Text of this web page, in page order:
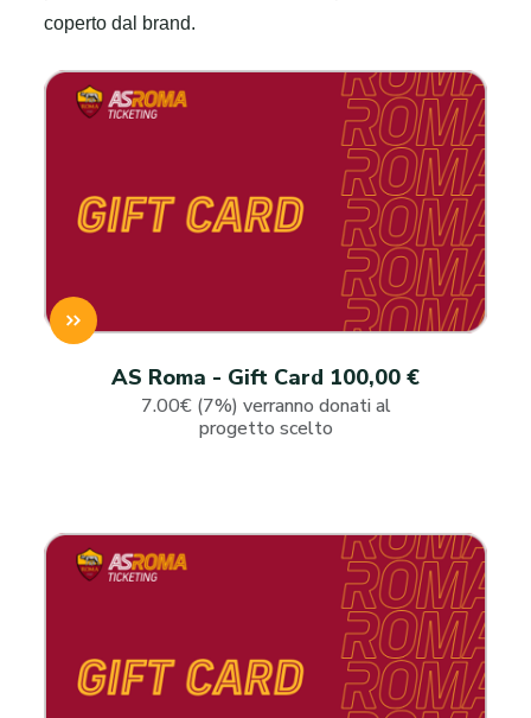
coperto dal brand.
AS Roma - Gift Card 100,00 €
7.00€ (7%) verranno donati al
progetto scelto